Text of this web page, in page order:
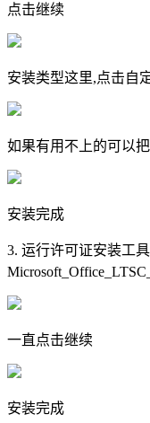
点击继续
安装类型这里,点击自
如果有用不上的可以
安装完成
3. 运行许可证安装工具
一直点击继续
安装完成